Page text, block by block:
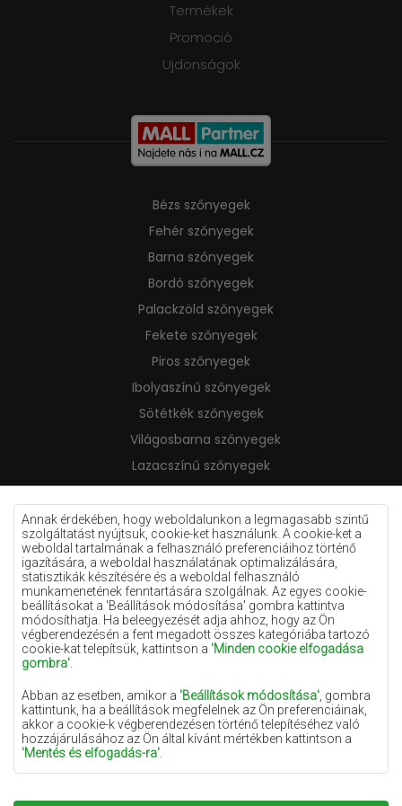
Annak érdekében, hogy weboldalunkon a legmagasabb szintű
szolgáltatást nyújtsuk, cookie-ket használunk. A cookie-ket a
weboldal tartalmának a felhasználó preferenciáihoz történő
igazítására, a weboldal használatának optimalizálására,
statisztikák készítésére és a weboldal felhasználó
munkamenetének fenntartására szolgálnak. Az egyes cookie-
beállításokat a 'Beállítások módosítása' gombra kattintva
módosíthatja. Ha beleegyezését adja ahhoz, hogy az Ön
végberendezésén a fent megadott összes kategóriába tartozó
cookie-kat telepítsük, kattintson a 'Minden cookie elfogadása
gombra'
Abban az esetben, amikor a 'Beállítások módosítása' , gombra
kattintunk, ha a beállítások megfelelnek az Ön preferenciáinak,
akkor a cookie-k végberendezésen történő telepítéséhez való
hozzájárulásához az Ön által kívánt mértékben kattintson a
'Mentés és elfogadás-ra'
az adatkezelés alapja a személyes adatok kezelőjének
Termékek
Promoció
Ujdonságok
Bézs szőnyegek
Fehér szőnyegek
Barna szőnyegek
Bordó szőnyegek
Palackzöld szőnyegek
Fekete szőnyegek
Piros szőnyegek
Ibolyaszínű szőnyegek
Sötétkék szőnyegek
Világosbarna szőnyegek
Lazacszínű szőnyegek
Krémszínű szőnyegek
Lila szőnyegek
Sárga szőnyegek
Mentaszínű szőnyegek
Világoskék szőnyegek
Narancssárga szőnyegek
Rózsaszín szőnyegek
Terrakotta szőnyegek
Zöld szőnyegek
Arany szőnyegek